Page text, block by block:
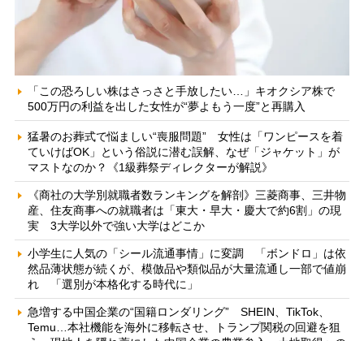
「この恐ろしい株はさっさと手放したい…」キオクシア株で
500万円の利益を出した女性が“夢よもう一度”と再購入
猛暑のお葬式で悩ましい“喪服問題” 女性は「ワンピースを着
ていけばOK」という俗説に潜む誤解、なぜ「ジャケット」が
マストなのか？《1級葬祭ディレクターが解説》
《商社の大学別就職者数ランキングを解剖》三菱商事、三井物
産、住友商事への就職者は「東大・早大・慶大で約6割」の現
実 3大学以外で強い大学はどこか
小学生に人気の「シール流通事情」に変調 「ボンドロ」は依
然品薄状態が続くが、模倣品や類似品が大量流通し一部で値崩
れ 「選別が本格化する時代に」
急増する中国企業の“国籍ロンダリング” SHEIN、TikTok、
Temu…本社機能を海外に移転させ、トランプ関税の回避を狙